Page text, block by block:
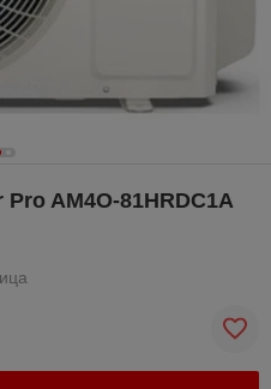
AM4O-81HRDC1A